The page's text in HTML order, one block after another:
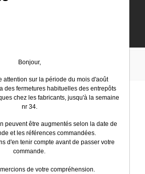
Electric
Usage Général
Pressostats
usage
Bonjour,
attention sur la période du mois d'août
des fermetures habituelles des entrepôts
chez les fabricants, jusqu'à la semaine
nr 34.
peuvent être augmentés selon la date de
et les références commandées.
d'en tenir compte avant de passer votre
commande.
de votre compréhension.